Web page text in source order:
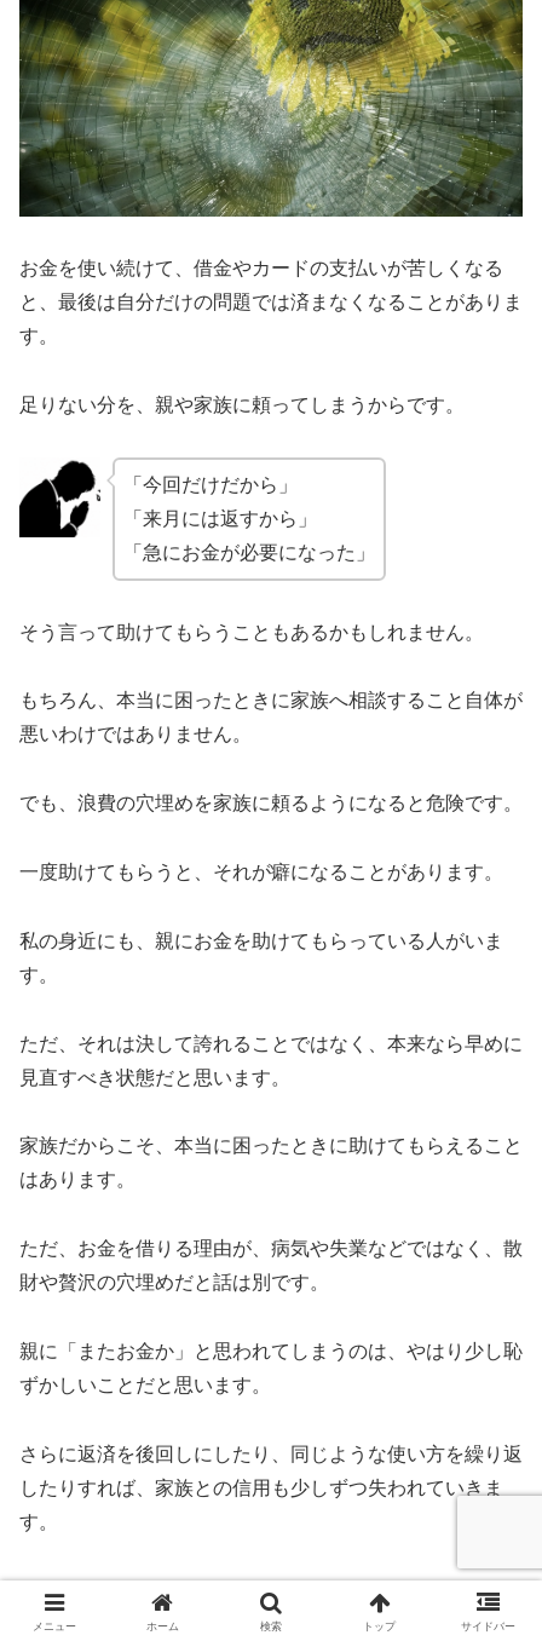
お金を使い続けて、借金やカードの支払いが苦しくなる
と、最後は自分だけの問題では済まなくなることがありま
す。
足りない分を、親や家族に頼ってしまうからです。
「今回だけだから」
「来月には返すから」
「急にお金が必要になった」
そう言って助けてもらうこともあるかもしれません。
もちろん、本当に困ったときに家族へ相談すること自体が
悪いわけではありません。
でも、浪費の穴埋めを家族に頼るようになると危険です。
一度助けてもらうと、それが癖になることがあります。
私の身近にも、親にお金を助けてもらっている人がいま
す。
ただ、それは決して誇れることではなく、本来なら早めに
見直すべき状態だと思います。
家族だからこそ、本当に困ったときに助けてもらえること
はあります。
ただ、お金を借りる理由が、病気や失業などではなく、散
財や贅沢の穴埋めだと話は別です。
親に「またお金か」と思われてしまうのは、やはり少し恥
ずかしいことだと思います。
さらに返済を後回しにしたり、同じような使い方を繰り返
したりすれば、家族との信用も少しずつ失われていきま
す。
このブログを読んでいただけた方には「お金の苦労」がな
くなれば良いなと思っています。
メニュー ホーム 検索 トップ サイドバー